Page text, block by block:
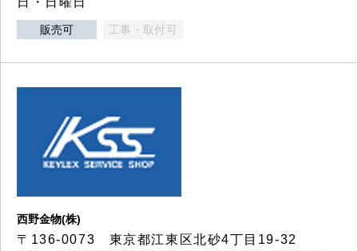
販売可 工事・取付可
西野金物(株)
〒136-0073 東京都江東区北砂4丁目19-32